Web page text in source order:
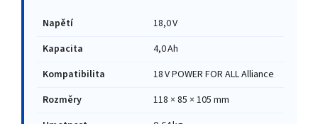
Napětí
18,0 V
Kapacita
4,0 Ah
Kompatibilita
18 V POWER FOR ALL Alliance
Rozměry
118 × 85 × 105 mm